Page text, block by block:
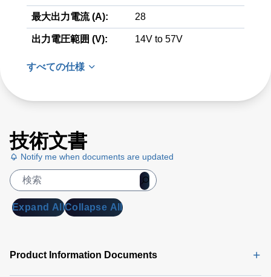
最大出力電流 (A): 28
出力電圧範囲 (V): 14V to 57V
すべての仕様
技術文書
Notify me when documents are updated
Expand AllCollapse All
Product Information Documents